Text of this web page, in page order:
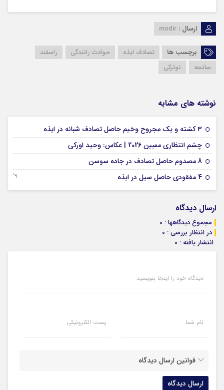
ارسال : modir
برچسب ها تصادف ایذه حوادث رانندگی
راسفند
سانحه
نوترکی
نوشته های مشابه
۳ کشته و یک مجروح وخیم حاصل تصادف شبانه در ایذه
چشم انتظاری ممبین 2026 | عکاس: وحید اورکی
8 مصدوم حاصل تصادف در جاده سوسن
4 مفقودی حاصل سیل در ایذه 29 دسامبر 2025
ارسال دیدگاه
مجموع دیدگاهها : 0
در انتظار بررسی : 0
انتشار یافته : 0
دیدگاه خود را اینجا بنویسید
نام شما پست الکترونیکی
قوانین ارسال دیدگاه